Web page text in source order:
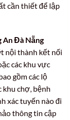
cần thiết để lập
An Đà Nẵng
nội thành kết nối
các khu vực
gồm các lộ
khu chợ, bệnh
xác tuyến nào đi
thông tin cập